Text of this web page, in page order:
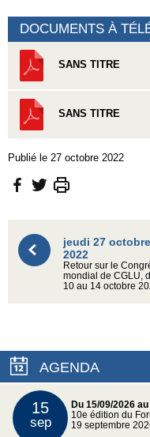
DOCUMENTS À
SANS TITRE
SANS TITRE
Publié le 27 octobre 2022
jeudi 27 octobre
2022
Retour sur le
mondial de CGLU,
10 au 14 octobre
AGENDA
15
sep
Du 15/09/2026
10e édition du
19 septembre